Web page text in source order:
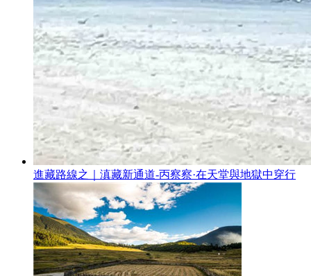
進藏路線之｜滇藏新通道-丙察察·在天堂與地獄中穿行